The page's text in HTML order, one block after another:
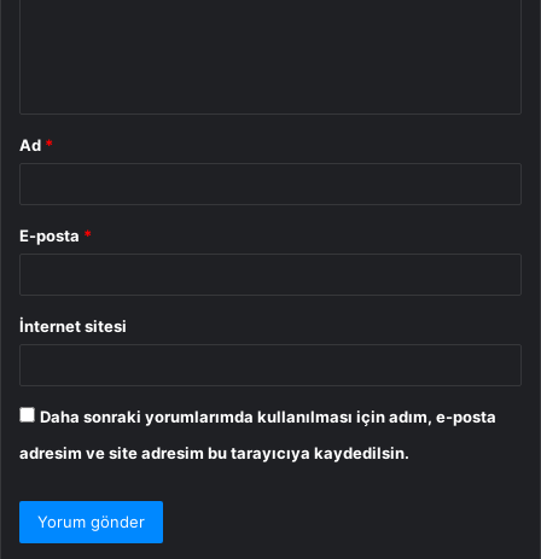
Ad *
E-posta *
İnternet sitesi
Daha sonraki yorumlarımda kullanılması için adım, e-posta
adresim ve site adresim bu tarayıcıya kaydedilsin.